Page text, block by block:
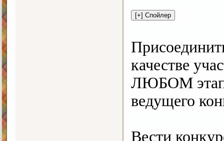
качестве
ЛЮБОМ
ведущего
Вести